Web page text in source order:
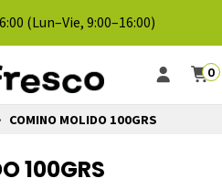
(Lun–Vie, 9:00–16:00)
0
COMINO MOLIDO 100GRS
100GRS